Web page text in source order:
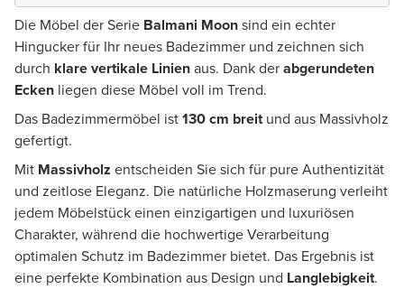
Die Möbel der Serie Balmani Moonsind ein echter
Hingucker für Ihr neues Badezimmer und zeichnen sich
durch klare vertikale Linienaus. Dank derabgerundeten
Ecken liegen diese Möbel voll im Trend.
Das Badezimmermöbel ist130 cm breitund aus Massivholz
gefertigt.
Mit Massivholz entscheiden Sie sich für pure Authentizität
und zeitlose Eleganz. Die natürliche Holzmaserung verleiht
jedem Möbelstück einen einzigartigen und luxuriösen
Charakter, während die hochwertige Verarbeitung
optimalen Schutz im Badezimmer bietet. Das Ergebnis ist
eine perfekte Kombination aus Design und Langlebigkeit.